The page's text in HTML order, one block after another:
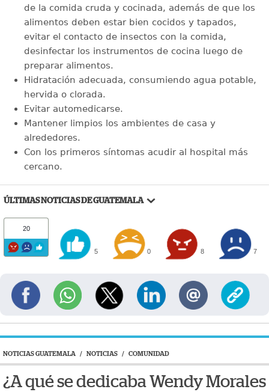
de la comida cruda y cocinada, además de que los
alimentos deben estar bien cocidos y tapados,
evitar el contacto de insectos con la comida,
desinfectar los instrumentos de cocina luego de
preparar alimentos.
Hidratación adecuada, consumiendo agua potable,
hervida o clorada.
Evitar automedicarse.
Mantener limpios los ambientes de casa y
alrededores.
Con los primeros síntomas acudir al hospital más
cercano.
ÚLTIMAS NOTICIAS DE GUATEMALA
20
5 0 8 7
NOTICIAS GUATEMALA / NOTICIAS / COMUNIDAD
¿A qué se dedicaba Wendy Morales